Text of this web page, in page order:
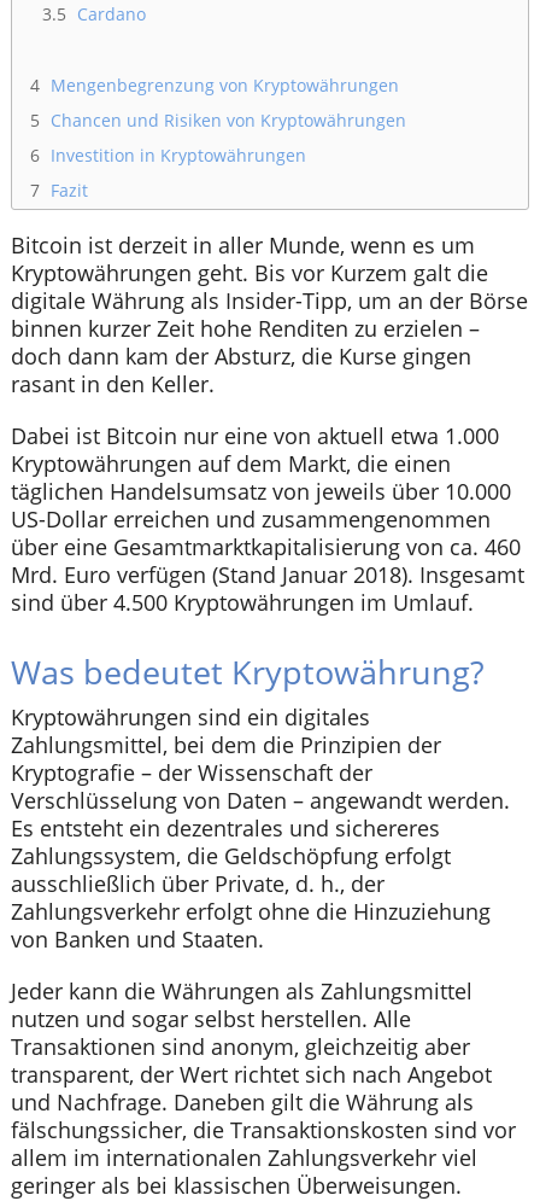
3.5 Cardano
4 Mengenbegrenzung von Kryptowährungen
5 Chancen und Risiken von Kryptowährungen
6 Investition in Kryptowährungen
7 Fazit
Bitcoin ist derzeit in aller Munde, wenn es um
Kryptowährungen geht. Bis vor Kurzem galt die
digitale Währung als Insider-Tipp, um an der Börse
binnen kurzer Zeit hohe Renditen zu erzielen –
doch dann kam der Absturz, die Kurse gingen
rasant in den Keller.
Dabei ist Bitcoin nur eine von aktuell etwa 1.000
Kryptowährungen auf dem Markt, die einen
täglichen Handelsumsatz von jeweils über 10.000
US-Dollar erreichen und zusammengenommen
über eine Gesamtmarktkapitalisierung von ca. 460
Mrd. Euro verfügen (Stand Januar 2018). Insgesamt
sind über 4.500 Kryptowährungen im Umlauf.
Was bedeutet Kryptowährung?
Kryptowährungen sind ein digitales
Zahlungsmittel, bei dem die Prinzipien der
Kryptografie – der Wissenschaft der
Verschlüsselung von Daten – angewandt werden.
Es entsteht ein dezentrales und sichereres
Zahlungssystem, die Geldschöpfung erfolgt
ausschließlich über Private, d. h., der
Zahlungsverkehr erfolgt ohne die Hinzuziehung
von Banken und Staaten.
Jeder kann die Währungen als Zahlungsmittel
nutzen und sogar selbst herstellen. Alle
Transaktionen sind anonym, gleichzeitig aber
transparent, der Wert richtet sich nach Angebot
und Nachfrage. Daneben gilt die Währung als
fälschungssicher, die Transaktionskosten sind vor
allem im internationalen Zahlungsverkehr viel
geringer als bei klassischen Überweisungen.